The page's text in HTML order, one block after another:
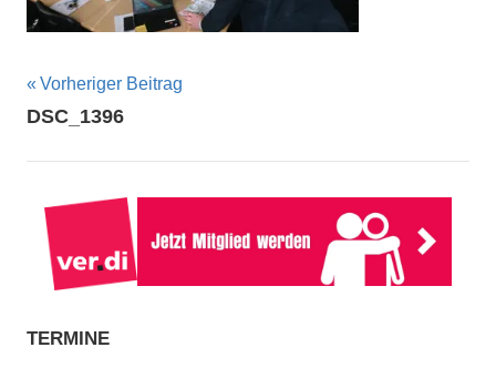
Beitragsnavigation
Vorheriger Beitrag
DSC_1396
TERMINE